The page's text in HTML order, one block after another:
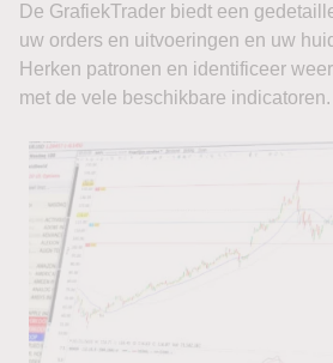
De GrafiekTrader biedt een
uw orders en uitvoeringen en uw
Herken patronen en identificeer
met de vele beschikbare indicatoren.